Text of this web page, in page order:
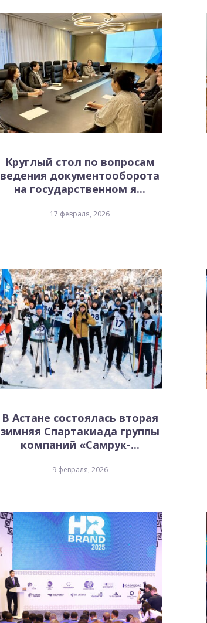
Круглый стол по вопросам
ведения документооборота
на государственном я...
17 февраля, 2026
В Астане состоялась вторая
зимняя Спартакиада группы
компаний «Самрук-...
9 февраля, 2026